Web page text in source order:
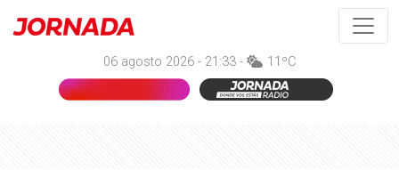
06 agosto 2026 - 21:33 - 11ºC